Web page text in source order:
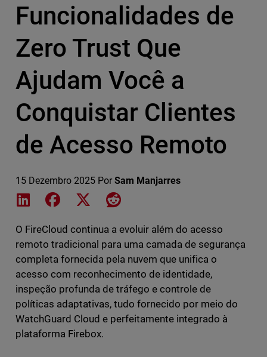
Funcionalidades de
Zero Trust Que
Ajudam Você a
Conquistar Clientes
de Acesso Remoto
15 Dezembro 2025 Por Sam Manjarres
Share on LinkedIn
Share on Facebook
Share on XShare on Reddit
O FireCloud continua a evoluir além do acesso
remoto tradicional para uma camada de segurança
completa fornecida pela nuvem que unifica o
acesso com reconhecimento de identidade,
inspeção profunda de tráfego e controle de
políticas adaptativas, tudo fornecido por meio do
WatchGuard Cloud e perfeitamente integrado à
plataforma Firebox.